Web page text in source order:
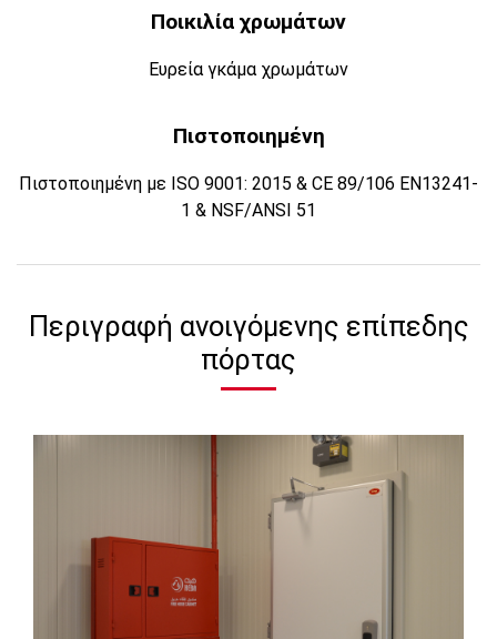
Ποικιλία χρωμάτων
Ευρεία γκάμα χρωμάτων
Πιστοποιημένη
Πιστοποιημένη με ISO 9001: 2015 & CE 89/106 EN13241-
1 & NSF/ANSI 51
Περιγραφή ανοιγόμενης επίπεδης
πόρτας